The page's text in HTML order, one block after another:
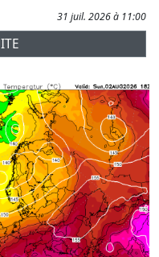
31 juil. 2026 à 11:00